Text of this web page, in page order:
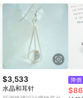
$3,533
水晶和耳针
降價